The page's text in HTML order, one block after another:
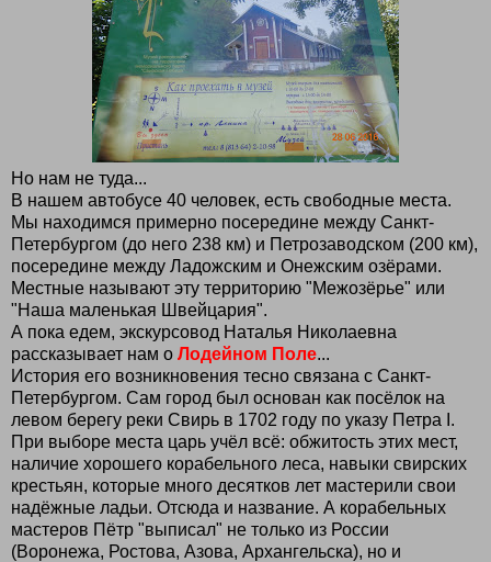
Но нам не туда...
В нашем автобусе 40 человек, есть свободные места.
Мы находимся примерно посередине между Санкт-
Петербургом (до него 238 км) и Петрозаводском (200 км),
посередине между Ладожским и Онежским озёрами.
Местные называют эту территорию "Межозёрье" или
"Наша маленькая Швейцария".
А пока едем, экскурсовод Наталья Николаевна
рассказывает нам о Лодейном Поле...
История его возникновения тесно связана с Санкт-
Петербургом. Сам город был основан как посёлок на
левом берегу реки Свирь в 1702 году по указу Петра I.
При выборе места царь учёл всё: обжитость этих мест,
наличие хорошего корабельного леса, навыки свирских
крестьян, которые много десятков лет мастерили свои
надёжные ладьи. Отсюда и название. А корабельных
мастеров Пётр "выписал" не только из России
(Воронежа, Ростова, Азова, Архангельска), но и